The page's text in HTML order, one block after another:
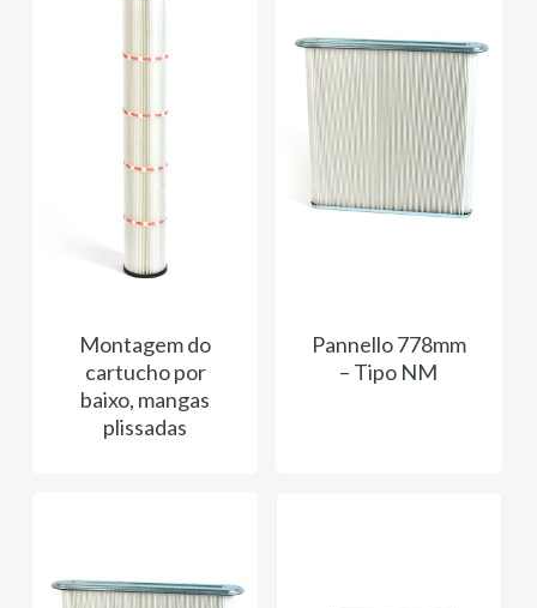
Montagem do
cartucho por
baixo, mangas
plissadas
Pannello 778mm
– Tipo NM